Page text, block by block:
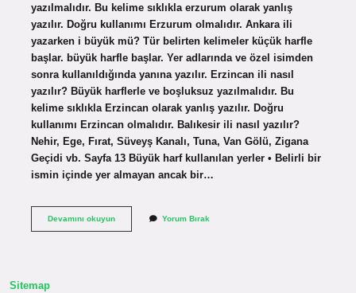
yazılmalıdır. Bu kelime sıklıkla erzurum olarak yanlış
yazılır. Doğru kullanımı Erzurum olmalıdır. Ankara ili
yazarken i büyük mü? Tür belirten kelimeler küçük harfle
başlar. büyük harfle başlar. Yer adlarında ve özel isimden
sonra kullanıldığında yanına yazılır. Erzincan ili nasıl
yazılır? Büyük harflerle ve boşluksuz yazılmalıdır. Bu
kelime sıklıkla Erzincan olarak yanlış yazılır. Doğru
kullanımı Erzincan olmalıdır. Balıkesir ili nasıl yazılır?
Nehir, Ege, Fırat, Süveyş Kanalı, Tuna, Van Gölü, Zigana
Geçidi vb. Sayfa 13 Büyük harf kullanılan yerler • Belirli bir
ismin içinde yer almayan ancak bir…
Devamını okuyunErzurum
Yorum Bırak
Sitemap